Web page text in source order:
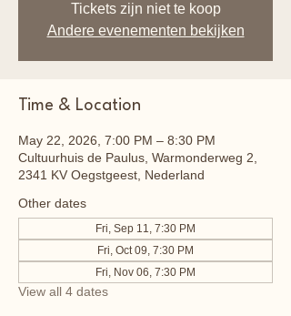
Tickets zijn niet te koop
Andere evenementen bekijken
Time & Location
May 22, 2026, 7:00 PM – 8:30 PM
Cultuurhuis de Paulus, Warmonderweg 2,
2341 KV Oegstgeest, Nederland
Other dates
Fri, Sep 11, 7:30 PM
Fri, Oct 09, 7:30 PM
Fri, Nov 06, 7:30 PM
View all 4 dates